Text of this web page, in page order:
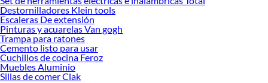
Destornilladores Klein tools
Escaleras De extensión
Pinturas y acuarelas Van gogh
Trampa para ratones
Cemento listo para usar
Cuchillos de cocina Feroz
Muebles Aluminio
Sillas de comer Clak